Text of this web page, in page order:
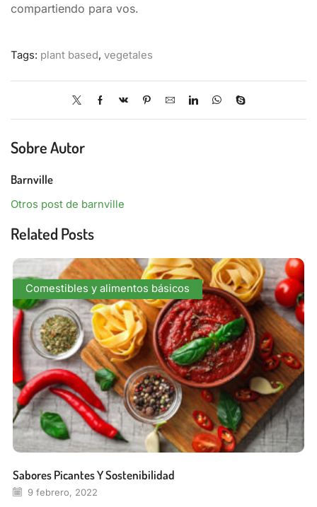
compartiendo para vos.
Tags: plant based, vegetales
Sobre Autor
Barnville
Otros post de barnville
Related Posts
Comestibles y alimentos básicos
Sabores Picantes Y Sostenibilidad
9 febrero, 2022